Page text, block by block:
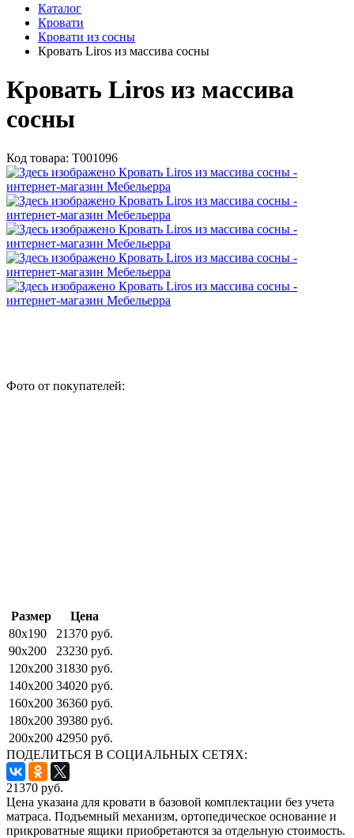
Каталог
Кровати
Кровати из сосны
Кровать Liros из массива сосны
Кровать Liros из массива
сосны
Код товара: Т001096
Фото от покупателей:
Размер
Цена
80x190
21370 руб.
90x200
23230 руб.
120x200 31830 руб.
140x200 34020 руб.
160x200 36360 руб.
180x200 39380 руб.
200x200 42950 руб.
ПОДЕЛИТЬСЯ В СОЦИАЛЬНЫХ СЕТЯХ:
21370 руб.
Цена указана для кровати в базовой комплектации без учета
матраса. Подъемный механизм, ортопедическое основание и
прикроватные ящики приобретаются за отдельную стоимость.